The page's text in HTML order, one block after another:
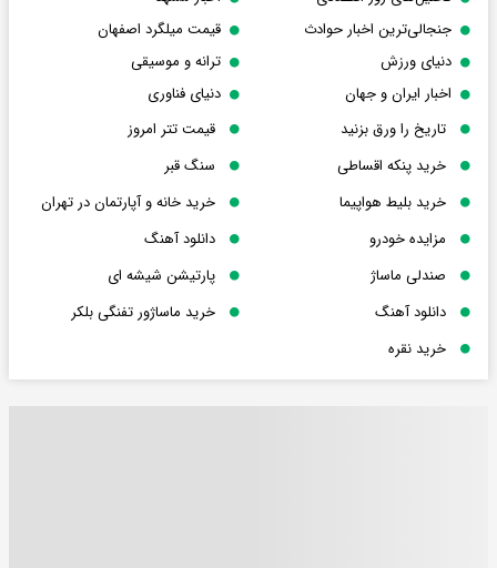
جنجالی‌ترین اخبار حوادث
قیمت میلگرد اصفهان
دنیای ورزش
ترانه و موسیقی
اخبار ایران و جهان
دنیای فناوری
تاریخ را ورق بزنید
قیمت تتر امروز
خرید پنکه اقساطی
سنگ قبر
خرید بلیط هواپیما
خرید خانه و آپارتمان در تهران
مزایده خودرو
دانلود آهنگ
صندلی ماساژ
پارتیشن شیشه ای
دانلود آهنگ
خرید ماساژور تفنگی بلکر
خرید نقره